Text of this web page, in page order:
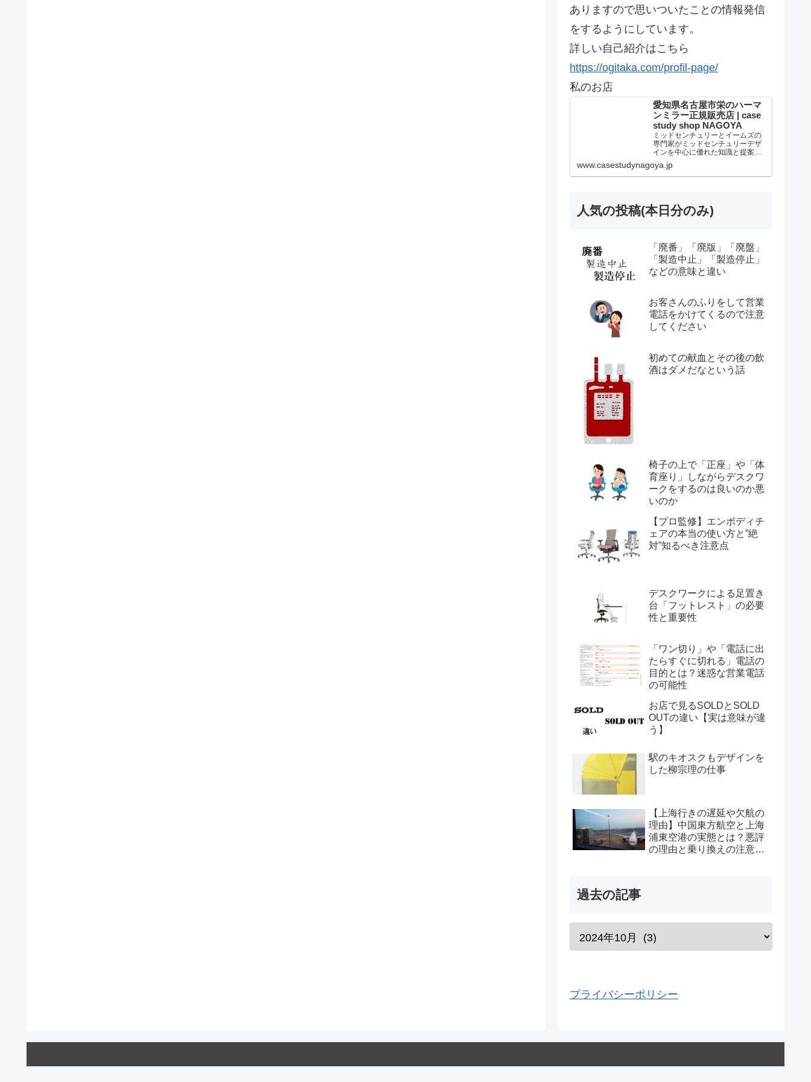
ありますので思いついたことの情報発信
をするようにしています。
詳しい自己紹介はこちら
https://ogitaka.com/profil-page/
私のお店
愛知県名古屋市栄のハーマ
ンミラー正規販売店 | case
study shop NAGOYA
ミッドセンチュリーとイームズの
専門家がミッドセンチュリーデザ
インを中心に優れた知識と提案を
しています。個人法人問わずアー
ロンチェア リマスタードのご購入
は当店が最高です。愛知県名古屋
www.casestudynagoya.jp
人気の投稿(本日分のみ)
「廃番」「廃版」「廃盤」
「製造中止」「製造停止」
などの意味と違い
お客さんのふりをして営業
電話をかけてくるので注意
してください
初めての献血とその後の飲
酒はダメだなという話
椅子の上で「正座」や「体
育座り」しながらデスクワ
ークをするのは良いのか悪
いのか
【プロ監修】エンボディチ
ェアの本当の使い方と”絶
対”知るべき注意点
デスクワークによる足置き
台「フットレスト」の必要
性と重要性
「ワン切り」や「電話に出
たらすぐに切れる」電話の
目的とは？迷惑な営業電話
の可能性
お店で見るSOLDとSOLD
OUTの違い【実は意味が違
う】
駅のキオスクもデザインを
した柳宗理の仕事
【上海行きの遅延や欠航の
理由】中国東方航空と上海
浦東空港の実態とは？悪評
の理由と乗り換えの注意点
過去の記事
プライバシーポリシー